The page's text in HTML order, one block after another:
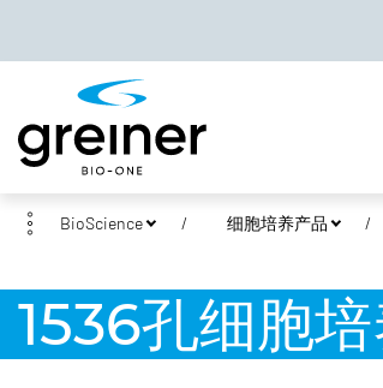
BioScience 细胞培养产品
1536孔细胞